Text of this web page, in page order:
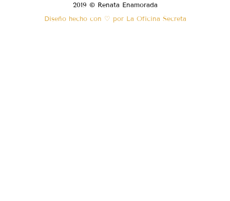
2019 © Renata Enamorada
Diseño hecho con ♡ por La Oficina Secreta